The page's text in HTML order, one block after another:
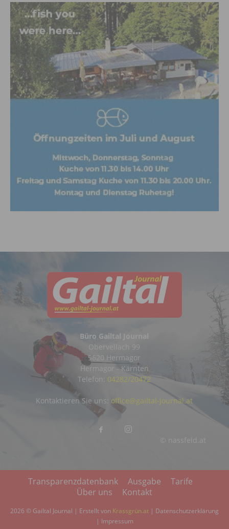
Büro Gailtal Journal
Obervellach 99
9620 Hermagor
Hermagor - Kärnten
Telefon: 04282/20472
© nassfeld.at
Kontaktieren Sie uns: office@gailtal-journal.at
Transparenzdatenbank Ausgabe
Tarife
Über uns
Kontakt
2026 © Gailtal Journal | Erstellt von Krassgrün.at | Datenschutzerklärung
| Impressum